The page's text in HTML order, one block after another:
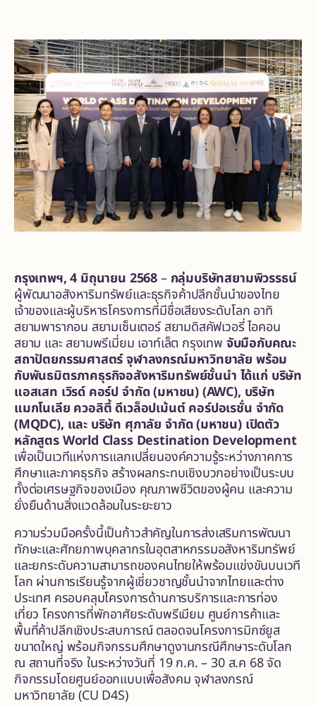
กรุงเทพฯ, 4 มิถุนายน 2568– กลุ่มบริษัทสยามพิวรรธน์
ผู้พัฒนาอสังหาริมทรัพย์และธุรกิจค้าปลีกชั้นนำของไทย
เจ้าของและผู้บริหารโครงการที่มีชื่อเสียงระดับโลก อาทิ
สยามพารากอน สยามเซ็นเตอร์ สยามดิสคัฟเวอรี่ ไอคอน
สยาม และ สยามพรีเมี่ยม เอาท์เล็ต กรุงเทพ จับมือกับคณะ
สถาปัตยกรรมศาสตร์ จุฬาลงกรณ์มหาวิทยาลัย พร้อม
กับพันธมิตรภาคธุรกิจอสังหาริมทรัพย์ชั้นนำ ได้แก่ บริษัท
แอสเสท เวิรด์ คอร์ป จำกัด(มหาชน) (AWC), บริษัท
แมกโนเลีย ควอลิตี้ ดีเวล็อปเม้นต์ คอร์ปอเรชั่น จำกัด
(MQDC), และ บริษัท ศุภาลัย จำกัด(มหาชน) เปิดตัว
หลักสูตรWorld Class Destination Development
เพื่อเป็นเวทีแห่งการแลกเปลี่ยนองค์ความรู้ระหว่างภาคการ
ศึกษาและภาคธุรกิจ สร้างผลกระทบเชิงบวกอย่างเป็นระบบ
ทั้งต่อเศรษฐกิจของเมือง คุณภาพชีวิตของผู้คน และความ
ยั่งยืนด้านสิ่งแวดล้อมในระยะยาว
ความร่วมมือครั้งนี้เป็นก้าวสำคัญในการส่งเสริมการพัฒนา
ทักษะและศักยภาพบุคลากรในอุตสาหกรรมอสังหาริมทรัพย์
และยกระดับความสามารถของคนไทยให้พร้อมแข่งขันบนเวที
โลก ผ่านการเรียนรู้จากผู้เชี่ยวชาญชั้นนำจากไทยและต่าง
ประเทศ ครอบคลุมโครงการด้านการบริการและการท่อง
เที่ยว โครงการที่พักอาศัยระดับพรีเมียม ศูนย์การค้าและ
พื้นที่ค้าปลีกเชิงประสบการณ์ ตลอดจนโครงการมิกซ์ยูส
ขนาดใหญ่ พร้อมกิจกรรมศึกษาดูงานกรณีศึกษาระดับโลก
ณ สถานที่จริง ในระหว่างวันที่ 19 ก.ค. – 30 ส.ค 68 จัด
กิจกรรมโดยศูนย์ออกแบบเพื่อสังคม จุฬาลงกรณ์
มหาวิทยาลัย (CU D4S)